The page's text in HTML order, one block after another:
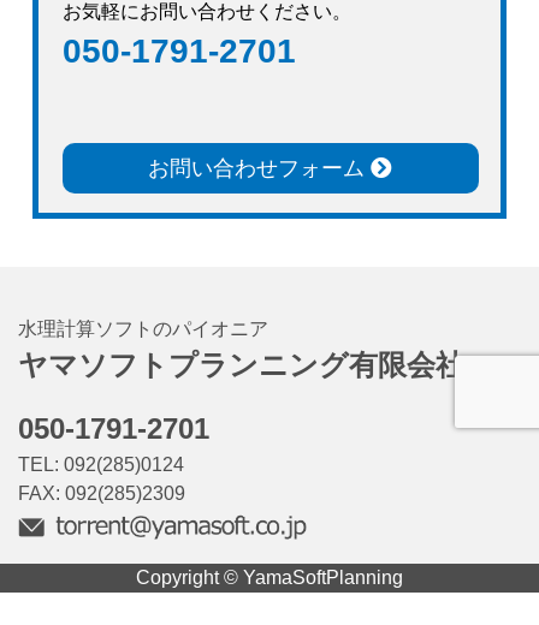
お気軽にお問い合わせください。
050-1791-2701
お問い合わせフォーム
水理計算ソフトのパイオニア
ヤマソフトプランニング有限会社
050-1791-2701
TEL: 092(285)0124
FAX: 092(285)2309
Copyright © YamaSoftPlanning